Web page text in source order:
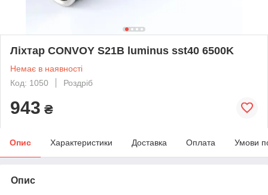
Ліхтар CONVOY S21B luminus sst40 6500K
Немає в наявності
Код: 1050
Роздріб
943 ₴
Опис Характеристики Доставка Оплата Умови
Опис